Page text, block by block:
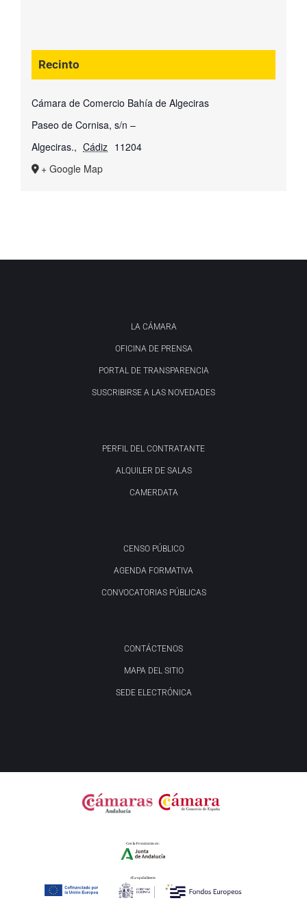
Recinto
Cámara de Comercio Bahía de Algeciras
Paseo de Cornisa, s/n –
Algeciras., Cádiz 11204
+ Google Map
LA CÁMARA
OFICINA DE PRENSA
PORTAL DE TRANSPARENCIA
SUSCRIBIRSE A LAS NOVEDADES
PERFIL DEL CONTRATANTE
ALQUILER DE SALAS
CAMERDATA
CENSO PÚBLICO
AGENDA FORMATIVA
CONVOCATORIAS PÚBLICAS
CONTÁCTENOS
MAPA DEL SITIO
SEDE ELECTRÓNICA